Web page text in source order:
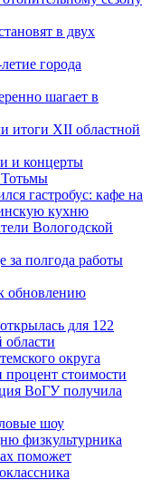
в двух
города
шагает в
итоги XII областной
и концерты
Тотьмы
гастробус: кафе на
кухню
Вологодской
полгода работы
обновлению
для 122
области
округа
стоимости
ВоГУ получила
шоу
физкультурника
поможет